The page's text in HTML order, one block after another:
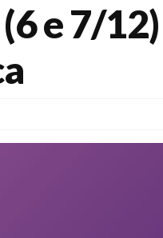
e 7/12)